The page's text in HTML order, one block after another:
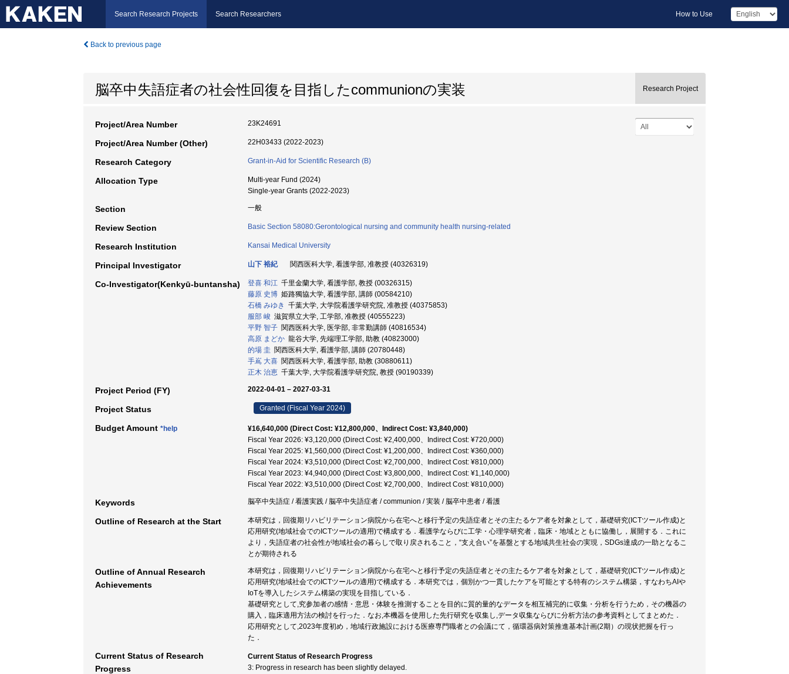
Search Research Projects Search Researchers How to Use
Back to previous page
脳卒中失語症者の社会性回復を目指したcommunionの実装 Research Project
Project/Area Number 23K24691
Project/Area Number (Other) 22H03433 (2022-2023)
Research Category Grant-in-Aid for Scientific Research (B)
Allocation Type
Multi-year Fund (2024)
Single-year Grants (2022-2023)
Section 一般
Review Section Basic Section 58080:Gerontological nursing and community health nursing-related
Research Institution Kansai Medical University
Principal Investigator 山下 裕紀 関西医科大学, 看護学部, 准教授 (40326319)
Co-Investigator(Kenkyū-buntansha) 登喜 和江 千里金蘭大学, 看護学部, 教授 (00326315)
藤原 史博 姫路獨協大学, 看護学部, 講師 (00584210)
石橋 みゆき 千葉大学, 大学院看護学研究院, 准教授 (40375853)
服部 峻 滋賀県立大学, 工学部, 准教授 (40555223)
平野 智子 関西医科大学, 医学部, 非常勤講師 (40816534)
高原 まどか 龍谷大学, 先端理工学部, 助教 (40823000)
的場 圭 関西医科大学, 看護学部, 講師 (20780448)
手嶌 大喜 関西医科大学, 看護学部, 助教 (30880611)
正木 治恵 千葉大学, 大学院看護学研究院, 教授 (90190339)
Project Period (FY) 2022-04-01 – 2027-03-31
Project Status Granted (Fiscal Year 2024)
Budget Amount *help
¥16,640,000 (Direct Cost: ¥12,800,000、Indirect Cost: ¥3,840,000)
Fiscal Year 2026: ¥3,120,000 (Direct Cost: ¥2,400,000、Indirect Cost: ¥720,000)
Fiscal Year 2025: ¥1,560,000 (Direct Cost: ¥1,200,000、Indirect Cost: ¥360,000)
Fiscal Year 2024: ¥3,510,000 (Direct Cost: ¥2,700,000、Indirect Cost: ¥810,000)
Fiscal Year 2023: ¥4,940,000 (Direct Cost: ¥3,800,000、Indirect Cost: ¥1,140,000)
Fiscal Year 2022: ¥3,510,000 (Direct Cost: ¥2,700,000、Indirect Cost: ¥810,000)
Keywords 脳卒中失語症 / 看護実践 / 脳卒中失語症者 / communion / 実装 / 脳卒中患者 / 看護
Outline of Research at the Start
本研究は，回復期リハビリテーション病院から在宅へと移行予定の失語症者とその主たるケア者を対象として，基礎研究(ICTツール作成)と
応用研究(地域社会でのICTツールの適用)で構成する．看護学ならびに工学・心理学研究者，臨床・地域とともに協働し，展開する．これに
より，失語症者の社会性が地域社会の暮らしで取り戻されること，“支え合い”を基盤とする地域共生社会の実現，SDGs達成の一助となるこ
とが期待される
Outline of Annual Research
Achievements
本研究は，回復期リハビリテーション病院から在宅へと移行予定の失語症者とその主たるケア者を対象として，基礎研究(ICTツール作成)と
応用研究(地域社会でのICTツールの適用)で構成する．本研究では，個別かつ一貫したケアを可能とする特有のシステム構築，すなわちAIや
IoTを導入したシステム構築の実現を目指している．
基礎研究として,究参加者の感情・意思・体験を推測することを目的に質的量的なデータを相互補完的に収集・分析を行うため，その機器の
購入，臨床適用方法の検討を行った．なお,本機器を使用した先行研究を収集し,データ収集ならびに分析方法の参考資料としてまとめた．
応用研究として,2023年度初め，地域行政施設における医療専門職者との会議にて，循環器病対策推進基本計画(2期）の現状把握を行っ
た．
Current Status of Research
Progress
Current Status of Research Progress
3: Progress in research has been slightly delayed.